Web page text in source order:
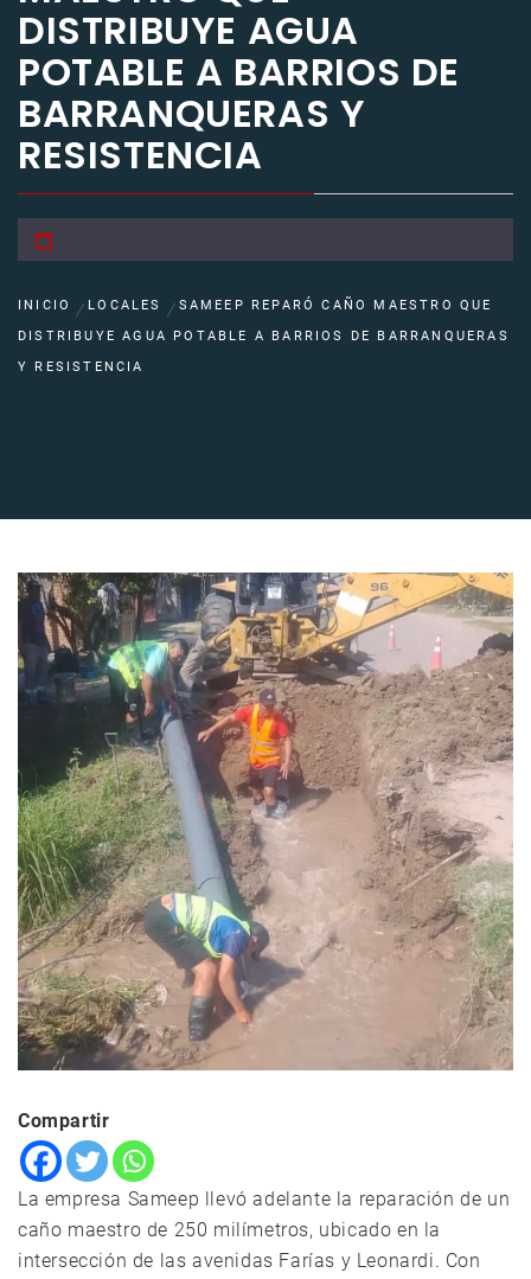
DISTRIBUYE AGUA
POTABLE A BARRIOS DE
BARRANQUERAS Y
RESISTENCIA
INICIO LOCALES
SAMEEP REPARÓ CAÑO MAESTRO QUE
DISTRIBUYE AGUA POTABLE A BARRIOS DE BARRANQUERAS
Y RESISTENCIA
Compartir
La empresa Sameep llevó adelante la reparación de un
caño maestro de 250 milímetros, ubicado en la
intersección de las avenidas Farías y Leonardi. Con